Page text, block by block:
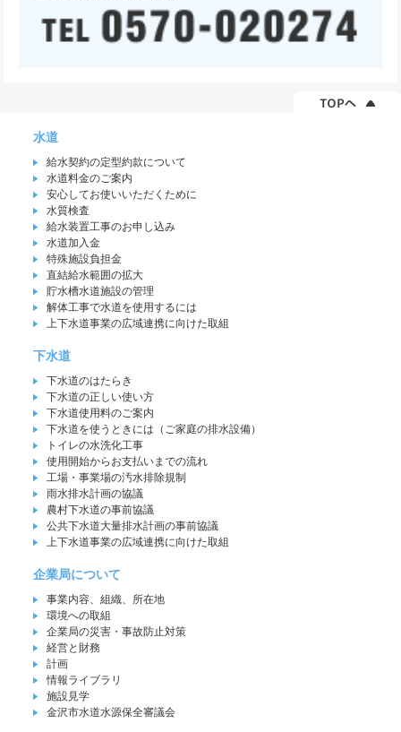
水道
給水契約の定型約款について
水道料金のご案内
安心してお使いいただくために
水質検査
給水装置工事のお申し込み
水道加入金
特殊施設負担金
直結給水範囲の拡大
貯水槽水道施設の管理
解体工事で水道を使用するには
上下水道事業の広域連携に向けた取組
下水道
下水道のはたらき
下水道の正しい使い方
下水道使用料のご案内
下水道を使うときには（ご家庭の排水設備）
トイレの水洗化工事
使用開始からお支払いまでの流れ
工場・事業場の汚水排除規制
雨水排水計画の協議
農村下水道の事前協議
公共下水道大量排水計画の事前協議
上下水道事業の広域連携に向けた取組
企業局について
事業内容、組織、所在地
環境への取組
企業局の災害・事故防止対策
経営と財務
計画
情報ライブラリ
施設見学
金沢市水道水源保全審議会